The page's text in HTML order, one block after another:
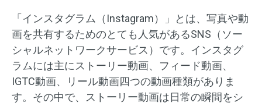
「インスタグラム（Instagram）」とは、写真や動
画を共有するためのとても人気があるSNS（ソー
シャルネットワークサービス）です。インスタグ
ラムには主にストーリー動画、フィード動画、
IGTC動画、リール動画四つの動画種類がありま
す。その中で、ストーリー動画は日常の瞬間をシ